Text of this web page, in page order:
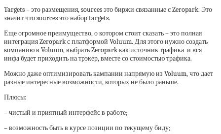
Targets – это размещения, sources это биржи связанные с Zeropark. Это
значит что sources это набор targets.
Еще огромное преимущество, о котором стоит сказать – это полная
интеграция Zeropark с платформой Voluum. Для этого нужно создать
компанию в Voluum, выбрать Zeropark как источник трафика и вся
инфа будет приходить на трэкер, вместе со стоимостью трафика.
Можно даже оптимизировать кампании напрямую из Voluum, что дает
разные интересные возможности, которых не было раньше.
Плюсы:
– чистый и приятный интерфейс в работе;
– возможность быть в курсе позиции по текущему биду;